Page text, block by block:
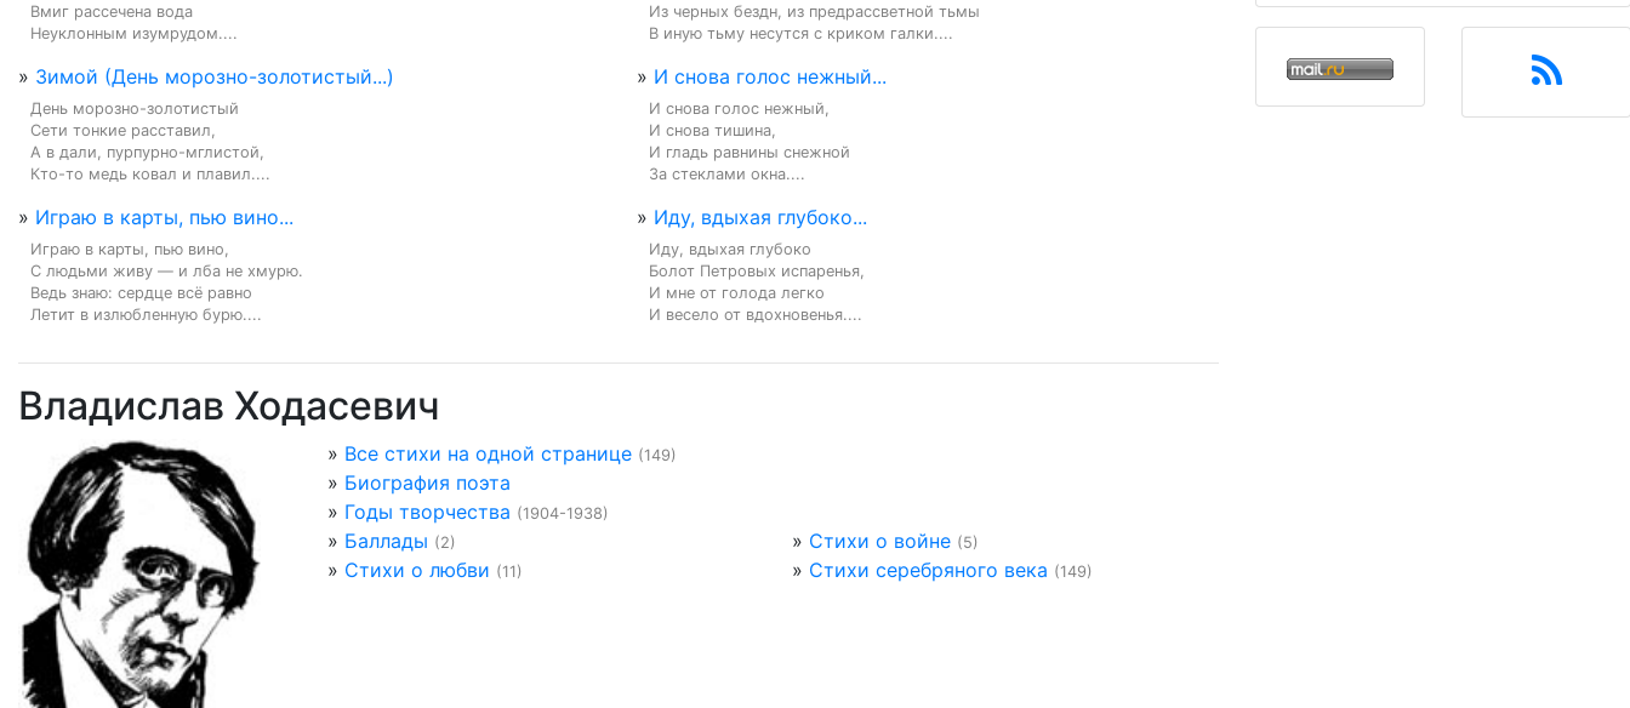
Вмиг рассечена вода
Неуклонным изумрудом....
Из черных бездн, из предрассветной тьмы
В иную тьму несутся с криком галки....
» Зимой (День морозно-золотистый...)
День морозно-золотистый
Сети тонкие расставил,
А в дали, пурпурно-мглистой,
Кто-то медь ковал и плавил....
» И снова голос нежный...
И снова голос нежный,
И снова тишина,
И гладь равнины снежной
За стеклами окна....
» Играю в карты, пью вино...
Играю в карты, пью вино,
С людьми живу — и лба не хмурю.
Ведь знаю: сердце всё равно
Летит в излюбленную бурю....
» Иду, вдыхая глубоко...
Иду, вдыхая глубоко
Болот Петровых испаренья,
И мне от голода легко
И весело от вдохновенья....
Владислав Ходасевич
» Все стихи на одной странице (149)
» Биография поэта
» Годы творчества (1904-1938)
» Баллады (2) » Стихи о войне (5)
» Стихи о любви (11) » Стихи серебряного века (149)